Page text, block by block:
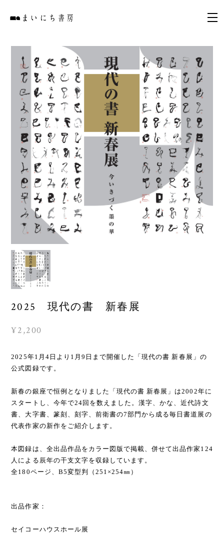
2025 現代の書 新春展
¥2,200
2025年1月4日より1月9日まで開催した「現代の書 新春展」の
公式図録です。
新春の銀座で恒例となりました「現代の書 新春展」は2002年に
スタートし、今年で24回を数えました。漢字、かな、近代詩文
書、大字書、篆刻、刻字、前衛書の7部門から成る毎日書道展の
代表作家の新作をご紹介します。
本図録は、全出品作品をカラー図版で掲載、併せて出品作家124
人による辰年の干支文字を収録しています。
全180ページ、B5変型判（251×254㎜）
出品作家：
セイコーハウスホール展